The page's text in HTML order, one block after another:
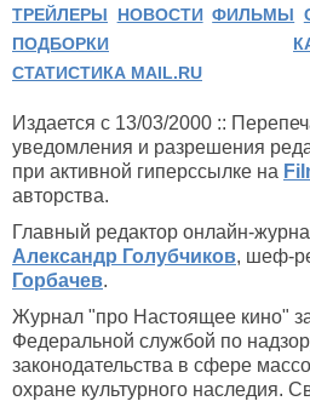
ТРЕЙЛЕРЫ НОВОСТИ ФИЛЬМЫ
ПОДБОРКИ
СТАТИСТИКА MAIL.RU
Издается с 13/03/2000 ::
уведомления и разрешения
при активной гиперссылке на
авторства.
Главный редактор онлайн-
Александр Голубчиков, шеф-
Горбачев.
Журнал "про Настоящее кино"
Федеральной службой по
законодательства в сфере
охране культурного наследия.